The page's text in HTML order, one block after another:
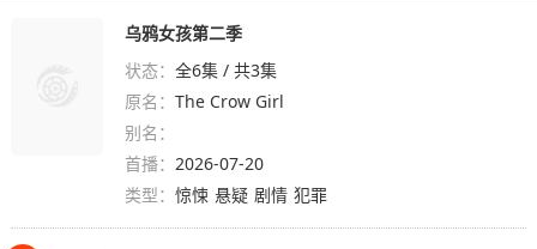
乌鸦女孩第二季
状态：全6集 / 共3集
原名：The Crow Girl
别名：
首播：2026-07-20
类型：惊悚 悬疑 剧情 犯罪